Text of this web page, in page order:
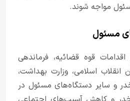
مواجه شوند.
مسئول
قوه قضائیه، فرماندهی
انقلاب اسلامی، وزارت بهداشت،
و سایر دستگاه‌های مسئول در